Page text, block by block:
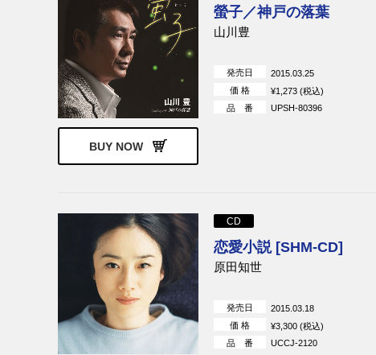
BUY NOW
螢子／神戸の落葉
山川豊
発売日
2015.03.25
価 格
¥1,273 (税込)
品 番
UPSH-80396
CD
恋愛小説 [SHM-CD]
原田知世
発売日
2015.03.18
価 格
¥3,300 (税込)
品 番
UCCJ-2120